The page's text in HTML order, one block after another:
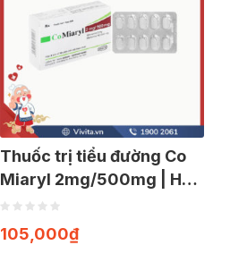
Thuốc trị tiểu đường Co
Miaryl 2mg/500mg | Hộp
30 viên
105,000₫